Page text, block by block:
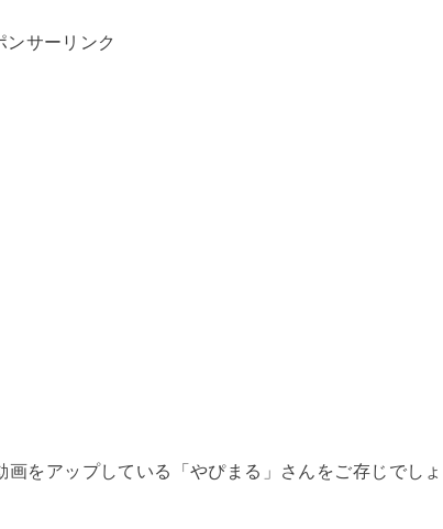
ンサーリンク
画をアップしている「やぴまる」さんをご存じでしょ